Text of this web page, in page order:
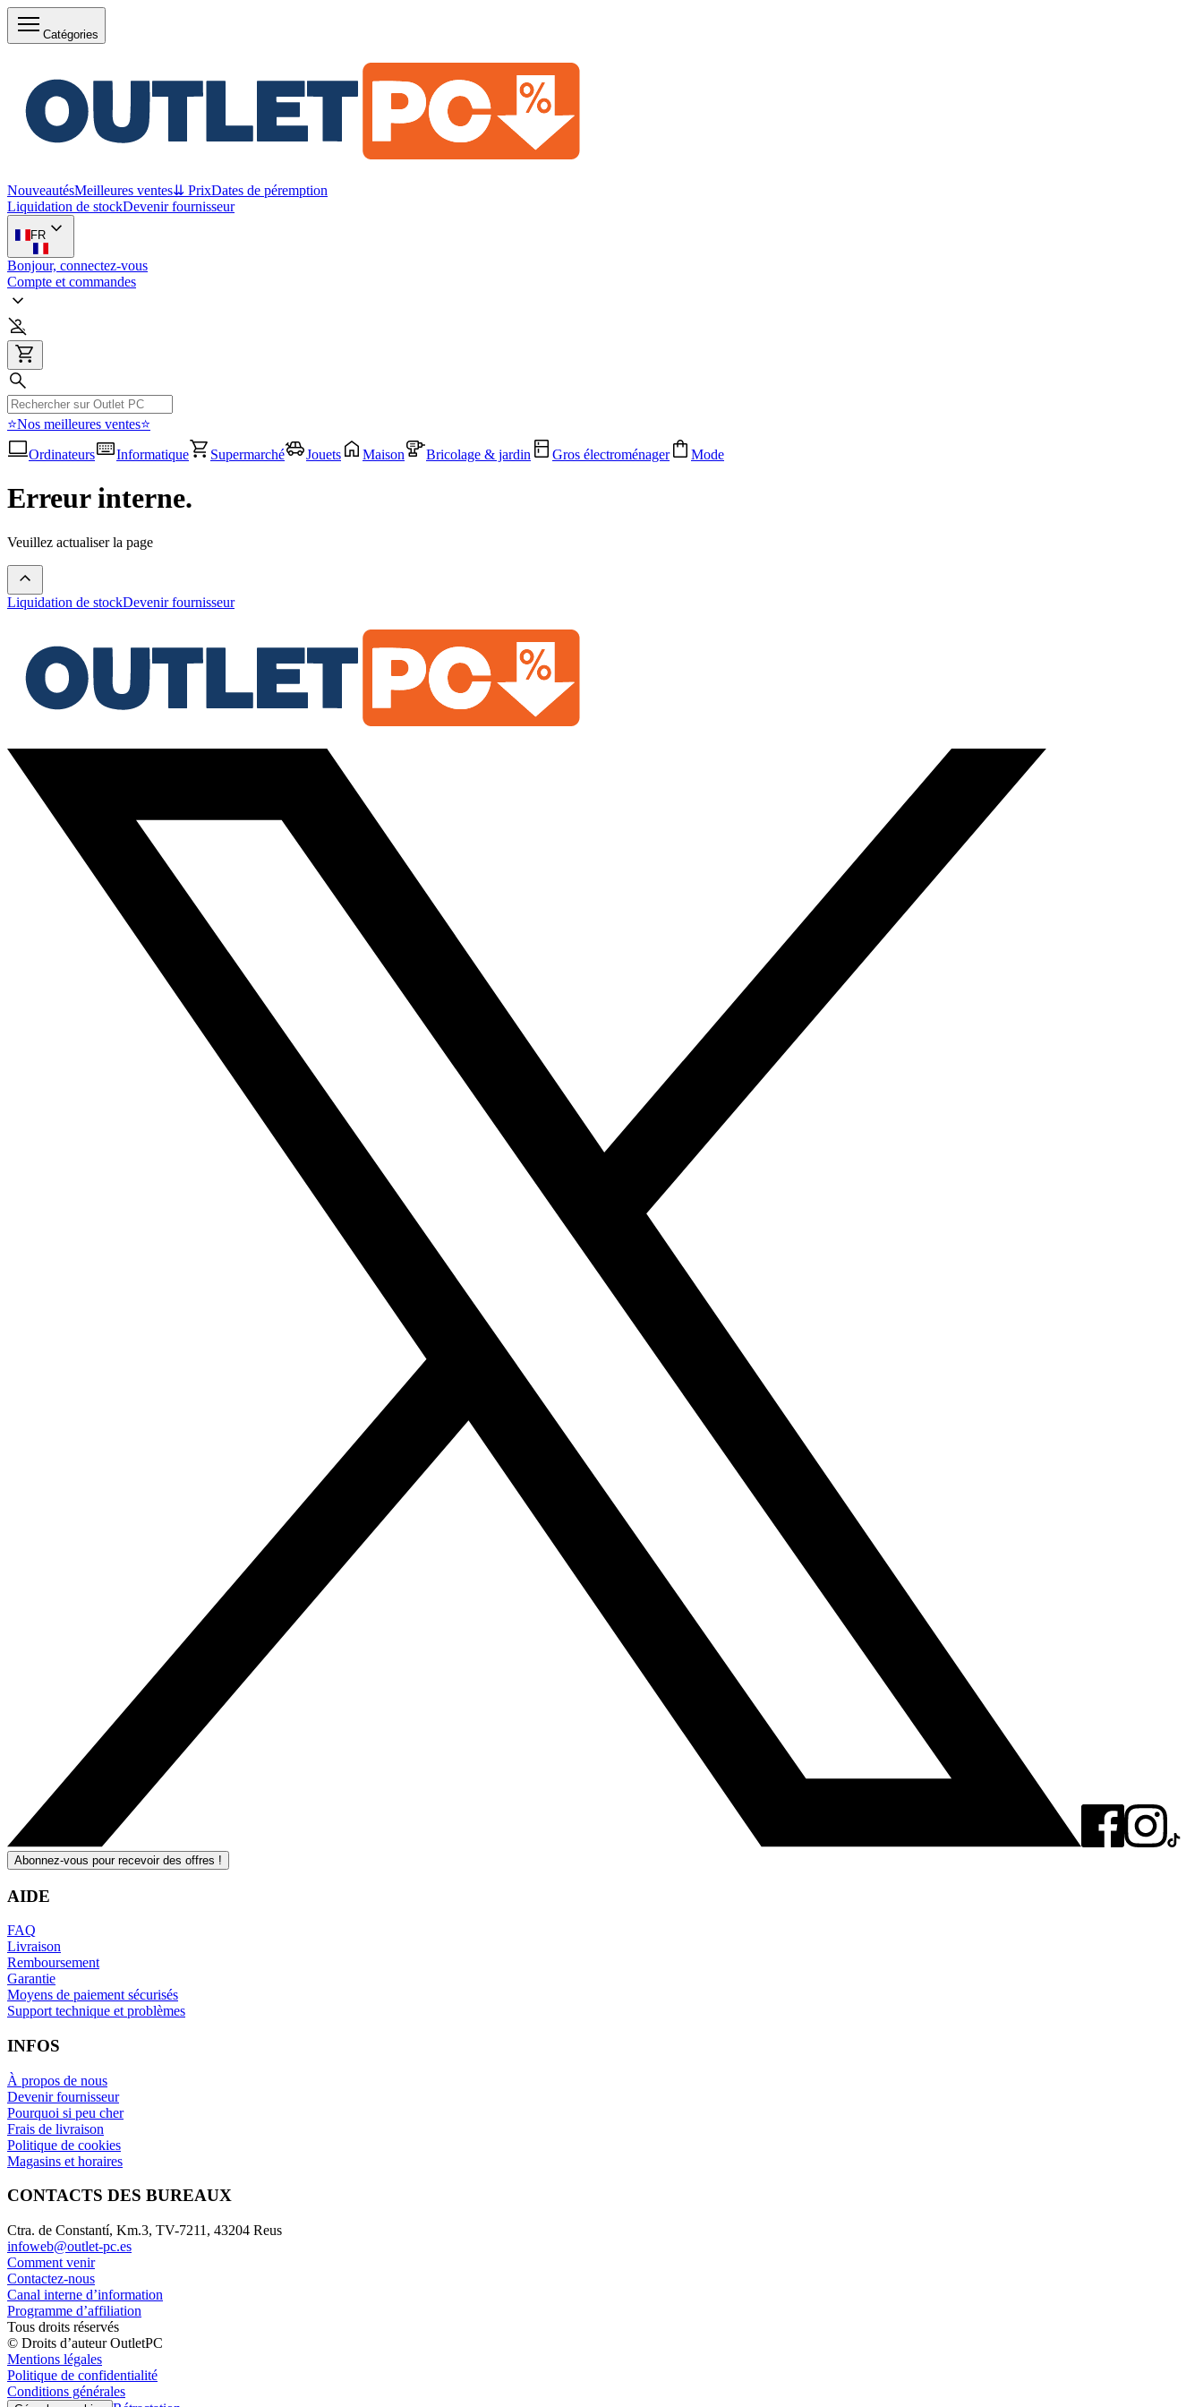
Catégories
NouveautésMeilleures ventes⇊ PrixDates de péremption
Liquidation de stockDevenir fournisseur
FR
Bonjour, connectez-vous
Compte et commandes
⭐Nos meilleures ventes⭐
Ordinateurs
Informatique Supermarché Jouets Maison Bricolage & jardin Gros électroménager Mode
Erreur interne.
Veuillez actualiser la page
Liquidation de stockDevenir fournisseur
Abonnez-vous pour recevoir des offres !
AIDE
FAQ
Livraison
Remboursement
Garantie
Moyens de paiement sécurisés
Support technique et problèmes
INFOS
À propos de nous
Devenir fournisseur
Pourquoi si peu cher
Frais de livraison
Politique de cookies
Magasins et horaires
CONTACTS DES BUREAUX
Ctra. de Constantí, Km.3, TV-7211, 43204 Reus
infoweb@outlet-pc.es
Comment venir
Contactez-nous
Canal interne d’information
Programme d’affiliation
Tous droits réservés
© Droits d’auteur OutletPC
Mentions légales
Politique de confidentialité
Conditions générales